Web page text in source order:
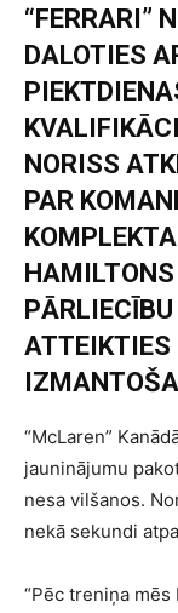
“FERRARI”
DALOTIES
NORISS
PAR
ATTEIKTIES
“McLaren”
jauninājumu
nesa vilšanos.
nekā sekundi
“Pēc treniņa